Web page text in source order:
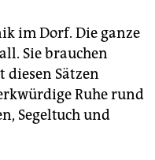
im Dorf. Die ganze
Sie brauchen
Sätzen
Ruhe rund
Segeltuch und